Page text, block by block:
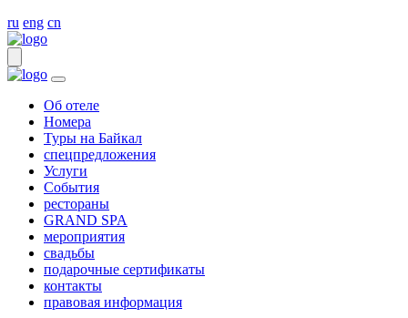
ru eng cn
Об отеле
Номера
Туры на Байкал
спецпредложения
Услуги
События
рестораны
GRAND SPA
мероприятия
свадьбы
подарочные сертификаты
контакты
правовая информация